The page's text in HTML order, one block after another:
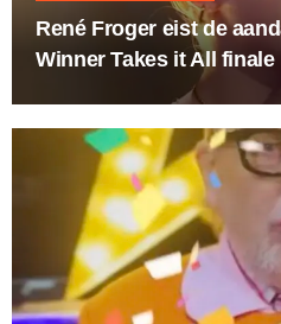
René Froger eist de
Winner Takes it All finale